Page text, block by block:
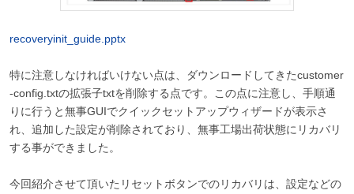
recoveryinit_guide.pptx
特に注意しなければいけない点は、ダウンロードしてきたcustomer
-config.txtの拡張子txtを削除する点です。この点に注意し、手順通
りに行うと無事GUIでクイックセットアップウィザードが表示さ
れ、追加した設定が削除されており、無事工場出荷状態にリカバリ
する事ができました。
今回紹介させて頂いたリセットボタンでのリカバリは、設定などの